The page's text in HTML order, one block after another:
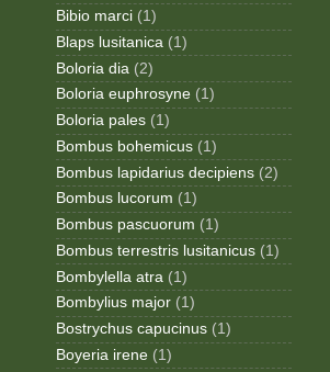
Bibio marci (1)
Blaps lusitanica (1)
Boloria dia (2)
Boloria euphrosyne (1)
Boloria pales (1)
Bombus bohemicus (1)
Bombus lapidarius decipiens (2)
Bombus lucorum (1)
Bombus pascuorum (1)
Bombus terrestris lusitanicus (1)
Bombylella atra (1)
Bombylius major (1)
Bostrychus capucinus (1)
Boyeria irene (1)